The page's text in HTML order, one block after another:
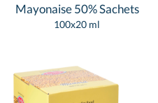
Mayonaise 50% Sachets
100x20 ml